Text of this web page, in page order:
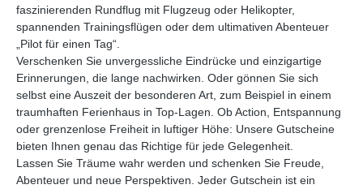
faszinierenden Rundflug mit Flugzeug oder Helikopter,
spannenden Trainingsflügen oder dem ultimativen Abenteuer
„Pilot für einen Tag“.
Verschenken Sie unvergessliche Eindrücke und einzigartige
Erinnerungen, die lange nachwirken. Oder gönnen Sie sich
selbst eine Auszeit der besonderen Art, zum Beispiel in einem
traumhaften Ferienhaus in Top-Lagen. Ob Action, Entspannung
oder grenzenlose Freiheit in luftiger Höhe: Unsere Gutscheine
bieten Ihnen genau das Richtige für jede Gelegenheit.
Lassen Sie Träume wahr werden und schenken Sie Freude,
Abenteuer und neue Perspektiven. Jeder Gutschein ist ein